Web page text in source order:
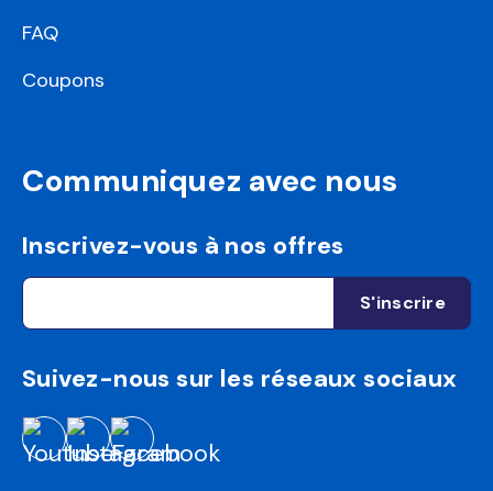
FAQ
Coupons
Communiquez avec nous
Inscrivez-vous à nos offres
Suivez-nous sur les réseaux sociaux